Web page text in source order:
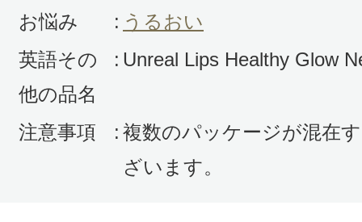
お悩み
: うるおい
英語その
他の品名
: Unreal Lips Healthy Glow
注意事項 : 複数のパッケージが混在
ざいます。